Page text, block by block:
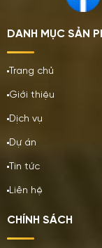
DANH MỤC SẢN
Trang chủ
Giới thiệu
Dịch vụ
Dự án
Tin tức
Liên hệ
CHÍNH SÁCH